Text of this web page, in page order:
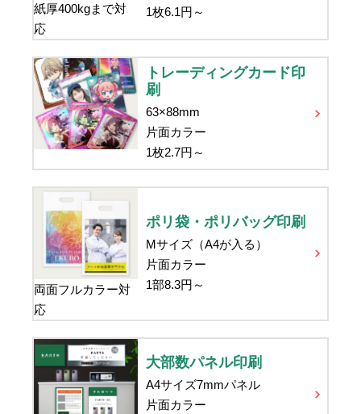
紙厚400kgまで対
応
1枚6.1円～
トレーディングカード印
刷
63×88mm
片面カラー
1枚2.7円～
両面フルカラー対
応
ポリ袋・ポリバッグ印刷
Mサイズ（A4が入る）
片面カラー
1部8.3円～
大部数パネル印刷
A4サイズ7mmパネル
片面カラー